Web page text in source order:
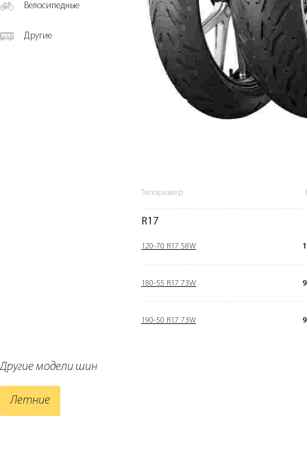
Велосипедные
Другие
Типоразмер
R17
120-70 R17 58W
180-55 R17 73W
190-50 R17 73W
Другие модели шин
Летние